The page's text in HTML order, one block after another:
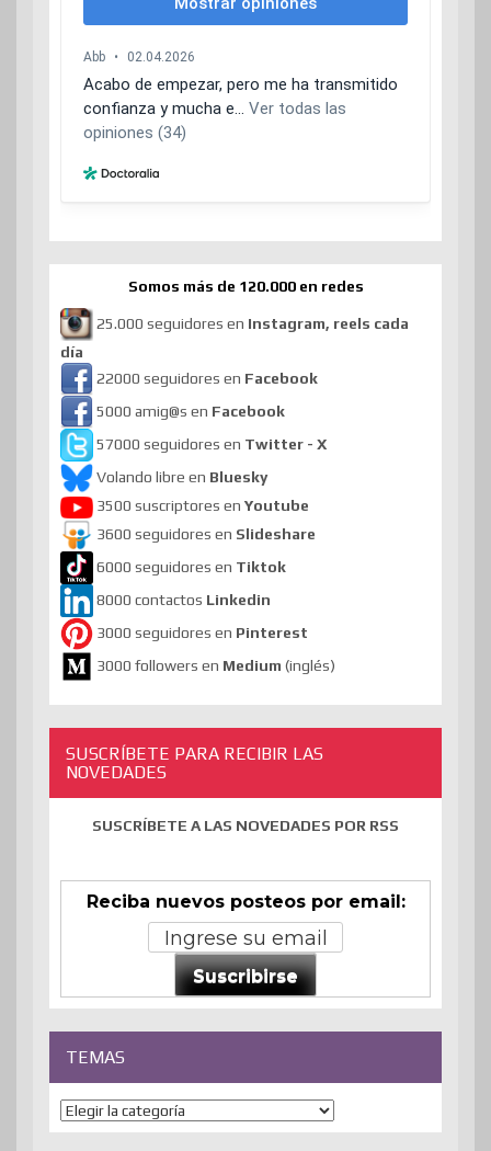
Somos más de 120.000 en redes
25.000 seguidores en Instagram, reels cada
día
22000 seguidores en Facebook
5000 amig@s en Facebook
57000 seguidores en Twitter - X
Volando libre en Bluesky
3500 suscriptores en Youtube
3600 seguidores en Slideshare
6000 seguidores en Tiktok
8000 contactos Linkedin
3000 seguidores en Pinterest
3000 followers en Medium (inglés)
SUSCRÍBETE PARA RECIBIR LAS
NOVEDADES
SUSCRÍBETE A LAS NOVEDADES POR RSS
Reciba nuevos posteos por email:
Suscribirse
TEMAS
Temas